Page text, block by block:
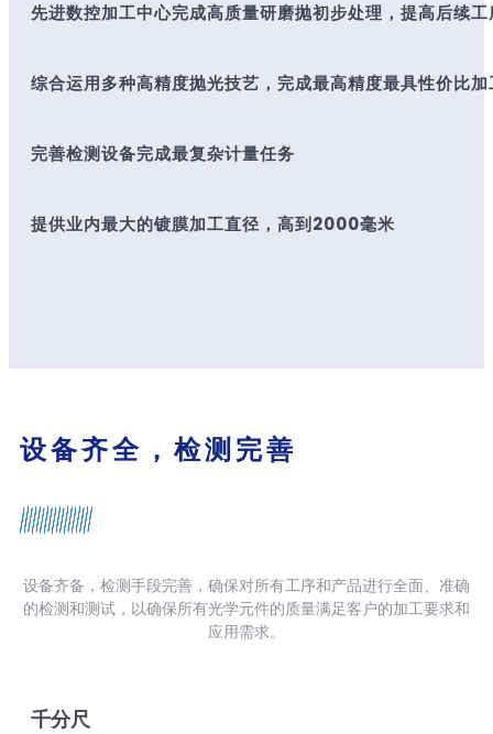
先进数控加工中心完成高质量研磨抛初步处理，提高后续
综合运用多种高精度抛光技艺，完成最高精度最具性价比
完善检测设备完成最复杂计量任务
提供业内最大的镀膜加工直径，高到2000毫米
设备齐全，检测完善
设备齐备，检测手段完善，确保对所有工序和产品进行全面、准确
的检测和测试，以确保所有光学元件的质量满足客户的加工要求和
应用需求。
千分尺